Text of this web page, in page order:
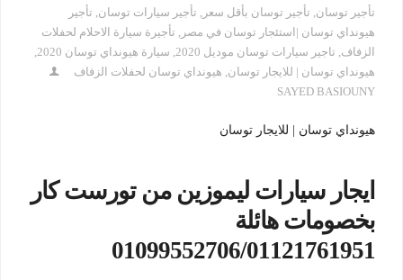
تأجير توسان تأجير توسان بأقل سعر تأجير سيارات توسان تأجير
هيونداي توسان |استئجار توسان في مصر
تأجيرة سيارة الاحلام لحفلات
الزفاف تاجير سيارات توسان موديل 2020 سيارة هيونداي توسان 2020
هيونداي توسان | للايجار توسان هيونداي توسان لحفلات الزفاف
SAYED BASIOUNY
هيونداي توسان | للايجار توسان
ايجار سيارات ليموزين من تورست كار
بخصومات هائلة
01099552706/01121761951